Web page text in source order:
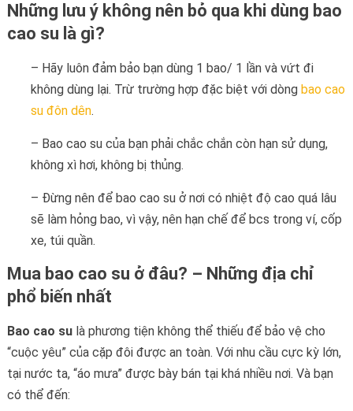
Những lưu ý không nên bỏ qua khi dùng bao
cao su là gì?
– Hãy luôn đảm bảo bạn dùng 1 bao/ 1 lần và vứt đi
không dùng lại. Trừ trường hợp đặc biệt với dòng bao cao
su đôn dên.
– Bao cao su của bạn phải chắc chắn còn hạn sử dụng,
không xì hơi, không bị thủng.
– Đừng nên để bao cao su ở nơi có nhiệt độ cao quá lâu
sẽ làm hỏng bao, vì vậy, nên hạn chế để bcs trong ví, cốp
xe, túi quần.
Mua bao cao su ở đâu? – Những địa chỉ
phổ biến nhất
Bao cao sulà phương tiện không thể thiếu để bảo vệ cho
“cuộc yêu” của cặp đôi được an toàn. Với nhu cầu cực kỳ lớn,
tại nước ta, “áo mưa” được bày bán tại khá nhiều nơi. Và bạn
có thể đến: